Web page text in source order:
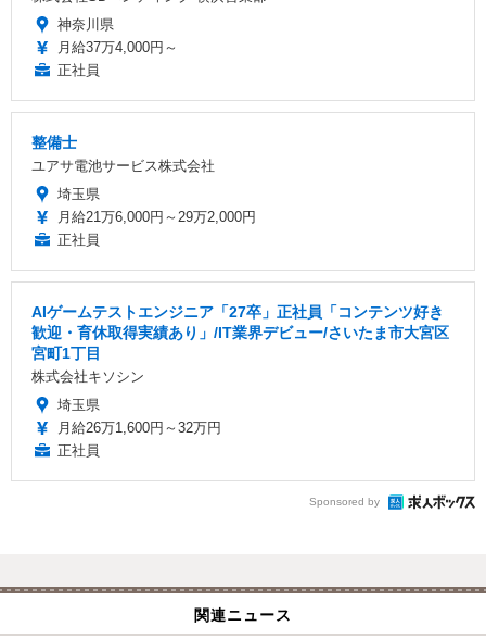
神奈川県
月給37万4,000円～
正社員
整備士
ユアサ電池サービス株式会社
埼玉県
月給21万6,000円～29万2,000円
正社員
AIゲームテストエンジニア「27卒」正社員「コンテンツ好き
歓迎・育休取得実績あり」/IT業界デビュー/さいたま市大宮区
宮町1丁目
株式会社キソシン
埼玉県
月給26万1,600円～32万円
正社員
Sponsored by
関連ニュース